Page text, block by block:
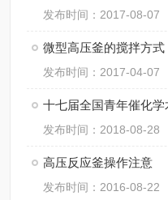
发布时间：2017-08-07
微型高压釜的搅拌方式
发布时间：2017-04-07
十七届全国青年催化
发布时间：2018-08-28
高压反应釜操作注意
发布时间：2016-08-22